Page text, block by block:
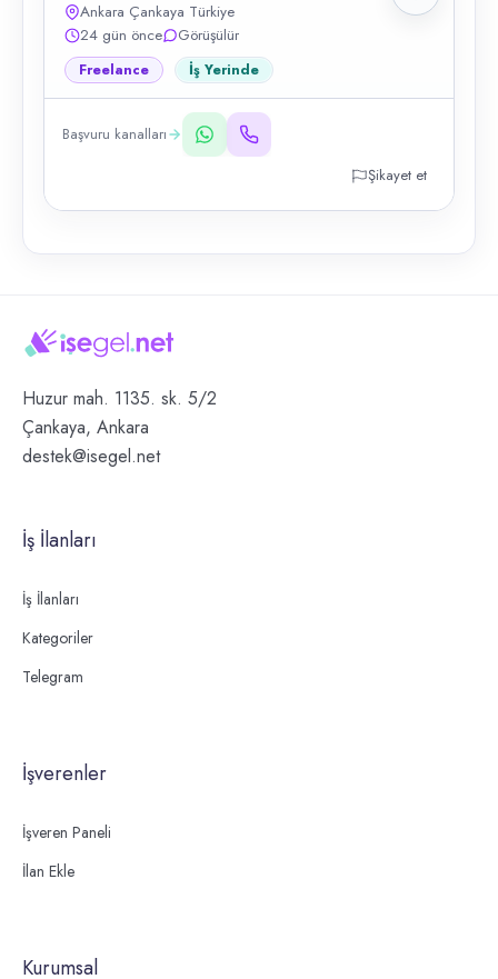
Ankara Çankaya Türkiye
24 gün önce
Görüşülür
Freelance İş Yerinde
Başvuru kanalları
Şikayet et
Huzur mah. 1135. sk. 5/2
Çankaya, Ankara
destek@isegel.net
İş İlanları
İş İlanları
Kategoriler
Telegram
İşverenler
İşveren Paneli
İlan Ekle
Kurumsal